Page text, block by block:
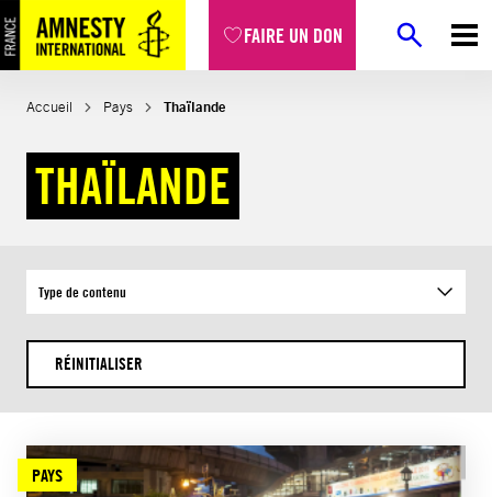
FAIRE UN DON
Aller
au
contenu
Accueil Pays Thaïlande
THAÏLANDE
Type de contenu
RÉINITIALISER
PAYS